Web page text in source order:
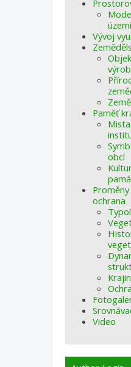
území
Vývoj
Paměť
obcí
ochrana
Video